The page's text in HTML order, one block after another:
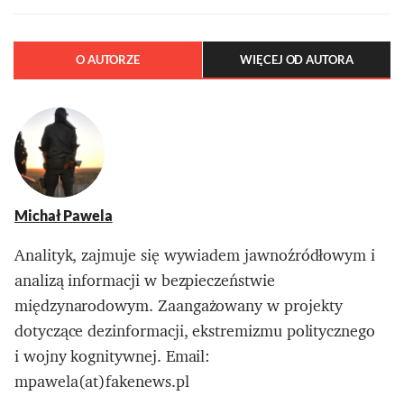
O AUTORZE WIĘCEJ OD AUTORA
Michał Pawela
Analityk, zajmuje się wywiadem jawnoźródłowym i
analizą informacji w bezpieczeństwie
międzynarodowym. Zaangażowany w projekty
dotyczące dezinformacji, ekstremizmu politycznego
i wojny kognitywnej. Email:
mpawela(at)fakenews.pl